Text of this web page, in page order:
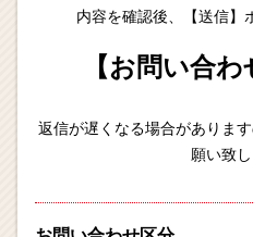
内容を確認後、【送信】
【お問い合わ
返信が遅くなる場合がありま
願い致し